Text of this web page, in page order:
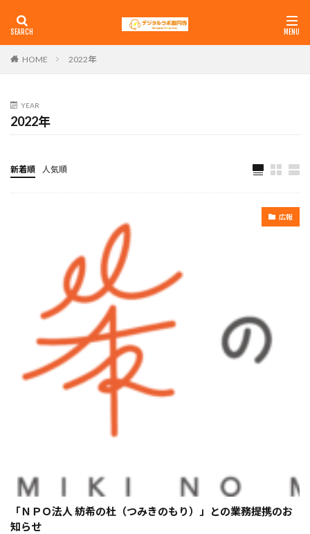
HOME 2022年
YEAR
2022年
新着順 人気順
広報
「ＮＰＯ法人 紡希の杜（つみきのもり）」との業務提携のお
知らせ